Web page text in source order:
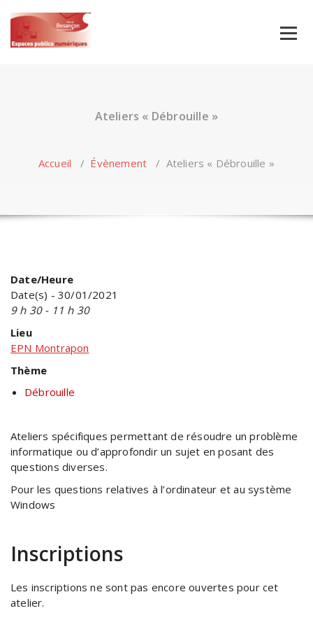
content
Ateliers « Débrouille »
Accueil / Évènement / Ateliers « Débrouille »
Date/Heure
Date(s) - 30/01/2021
9 h 30 - 11 h 30
Lieu
EPN Montrapon
Thème
Débrouille
Ateliers spécifiques permettant de résoudre un problème
informatique ou d’approfondir un sujet en posant des
questions diverses.
Pour les questions relatives à l’ordinateur et au système
Windows
Inscriptions
Les inscriptions ne sont pas encore ouvertes pour cet
atelier.